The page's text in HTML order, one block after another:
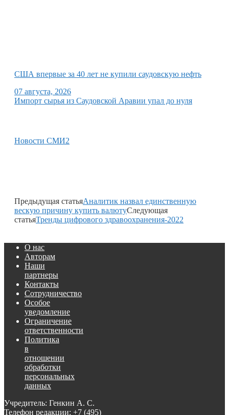
США впервые за 40 лет не купили саудовскую нефть
07 августа, 2026
Импорт сырья из Саудовской Аравии упал до нуля
Новости СМИ2
Предыдущая статьяАналитик назвал единственную
вескую причину купить валютуСледующая
статьяТренды цифрового здравоохранения-2022
О нас
Авторам
Наши
партнеры
Контакты
Сотрудничество
Особое
уведомление
Ограничение
ответственности
Политика
в
отношении
обработки
персональных
данных
Учредитель: Генкин А. С.
Телефон редакции: +7 (495)